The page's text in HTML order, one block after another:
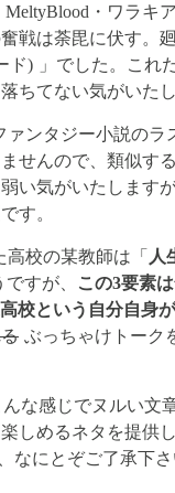
・ワラキ
戦は荼毘に伏す。
) 」でした。これ
ちてない気がいた
ンタジー小説の
せんので、類似す
い気がいたします
す。
校の某教師は「 人
すが、
この3要素
校という自分自身
ぶっちゃけトーク
な感じでヌルい文
しめるネタを提供
なにとぞご了承下